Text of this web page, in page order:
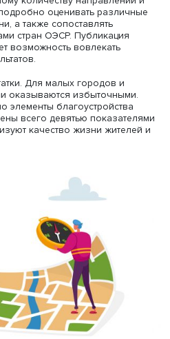
только часть индекса. Таким
назвать
измеряемые в
шкале. При этом
от составления общего
можно только по отдельным
Города распределили по семи
климатических условий,
населения, а также среднего
позволяет корректно
в сходных условиях.
по сравнению с
количеству
подробно оценивать
а также сопоставлять
стран ОЭСР. Публикация
дает возможность вовлекать